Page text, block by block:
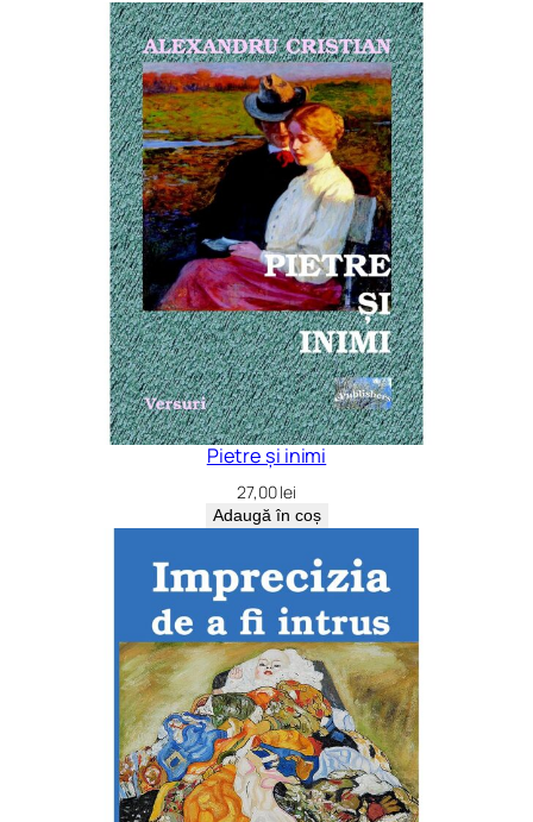
Pietre și inimi
27,00lei
Adaugă în coș